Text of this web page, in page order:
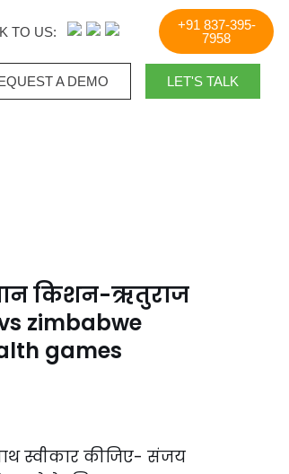
TO US:
+91 837-395-
7958
A DEMO​ LET'S TALK
किशन-ऋतुराज
zimbabwe
games
स्वीकार कीजिए- संजय